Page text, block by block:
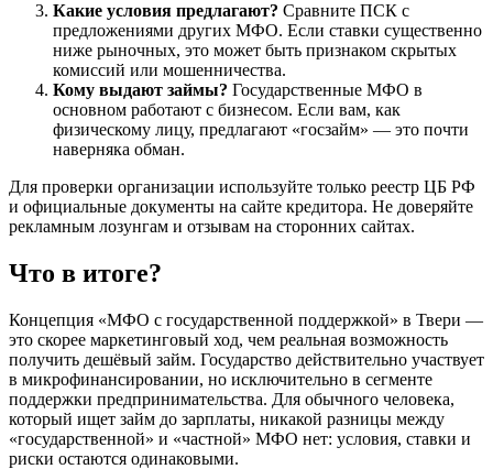
Какие условия предлагают? Сравните ПСК с
предложениями других МФО. Если ставки существенно
ниже рыночных, это может быть признаком скрытых
комиссий или мошенничества.
Кому выдают займы? Государственные МФО в
основном работают с бизнесом. Если вам, как
физическому лицу, предлагают «госзайм» — это почти
наверняка обман.
Для проверки организации используйте только реестр ЦБ РФ
и официальные документы на сайте кредитора. Не доверяйте
рекламным лозунгам и отзывам на сторонних сайтах.
Что в итоге?
Концепция «МФО с государственной поддержкой» в Твери —
это скорее маркетинговый ход, чем реальная возможность
получить дешёвый займ. Государство действительно участвует
в микрофинансировании, но исключительно в сегменте
поддержки предпринимательства. Для обычного человека,
который ищет займ до зарплаты, никакой разницы между
«государственной» и «частной» МФО нет: условия, ставки и
риски остаются одинаковыми.